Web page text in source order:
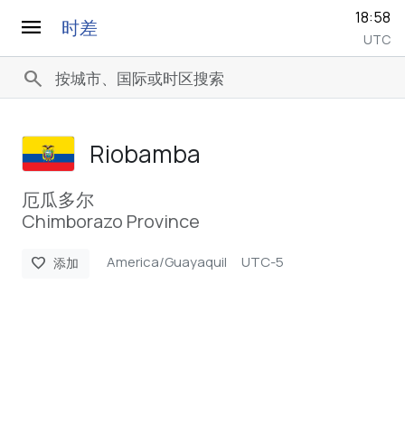
menu 时差 18:58
UTC
search
Riobamba
厄瓜多尔
Chimborazo Province
favorite 添加 America/Guayaquil UTC-5